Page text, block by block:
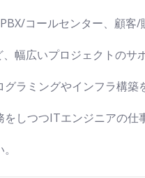
コールセンター、顧
幅広いプロジェクトのサ
ラミングやインフラ構築
しつつITエンジニアの仕